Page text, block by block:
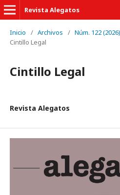
Revista Alegatos
Inicio / Archivos / Núm. 122
Cintillo Legal
Cintillo Legal
Revista Alegatos